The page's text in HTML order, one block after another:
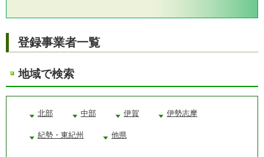
登録事業者一覧
地域で検索
北部 中部 伊賀 伊勢志摩
紀勢・東紀州 他県